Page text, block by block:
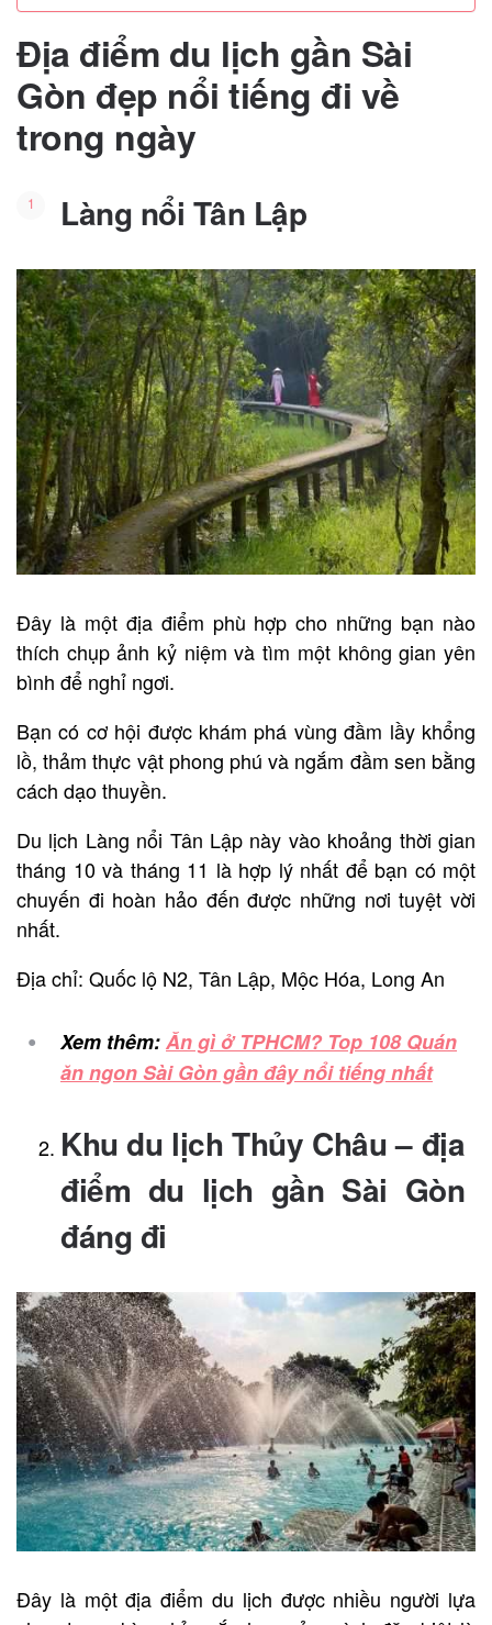
Địa điểm du lịch gần Sài
Gòn đẹp nổi tiếng đi về
trong ngày
Làng nổi Tân Lập
Đây là một địa điểm phù hợp cho những bạn nào
thích chụp ảnh kỷ niệm và tìm một không gian yên
bình để nghỉ ngơi.
Bạn có cơ hội được khám phá vùng đầm lầy khổng
lồ, thảm thực vật phong phú và ngắm đầm sen bằng
cách dạo thuyền.
Du lịch Làng nổi Tân Lập này vào khoảng thời gian
tháng 10 và tháng 11 là hợp lý nhất để bạn có một
chuyến đi hoàn hảo đến được những nơi tuyệt vời
nhất.
Địa chỉ: Quốc lộ N2, Tân Lập, Mộc Hóa, Long An
Xem thêm:Ăn gì ở TPHCM? Top 108 Quán
ăn ngon Sài Gòn gần đây nổi tiếng nhất
Khu du lịchThủy Châu – địa
điểm du lịch gần Sài Gòn
đáng đi
Đây là một địa điểm du lịch được nhiều người lựa